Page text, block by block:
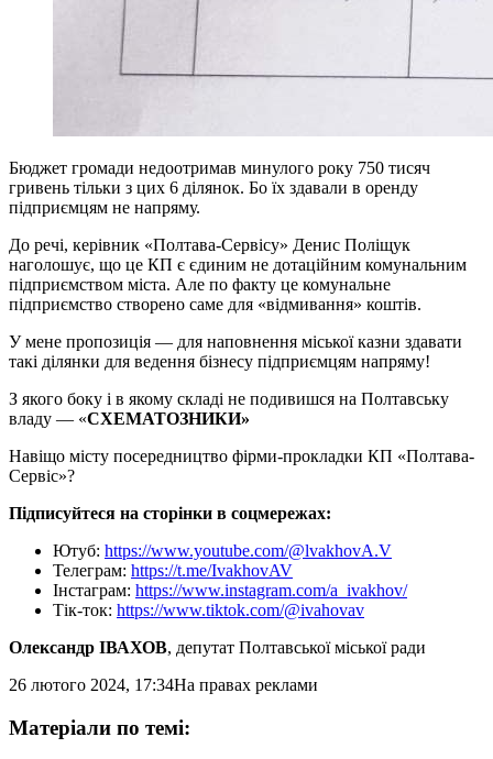
Бюджет громади недоотримав минулого року 750 тисяч
гривень тільки з цих 6 ділянок. Бо їх здавали в оренду
підприємцям не напряму.
До речі, керівник «Полтава-Сервісу» Денис Поліщук
наголошує, що це КП є єдиним не дотаційним комунальним
підприємством міста. Але по факту це комунальне
підприємство створено саме для «відмивання» коштів.
У мене пропозиція — для наповнення міської казни здавати
такі ділянки для ведення бізнесу підприємцям напряму!
З якого боку і в якому складі не подивишся на Полтавську
владу — «CХЕМАТОЗНИКИ»
Навіщо місту посередництво фірми-прокладки КП «Полтава-
Сервіс»?
Підписуйтеся на сторінки в соцмережах:
Ютуб: https://www.youtube.com/@lvakhovA.V
Телеграм: https://t.me/IvakhovAV
Інстаграм: https://www.instagram.com/a_ivakhov/
Тік-ток: https://www.tiktok.com/@ivahovav
Олександр ІВАХОВ, депутат Полтавської міської ради
26 лютого 2024, 17:34На правах реклами
Матеріали по темі: